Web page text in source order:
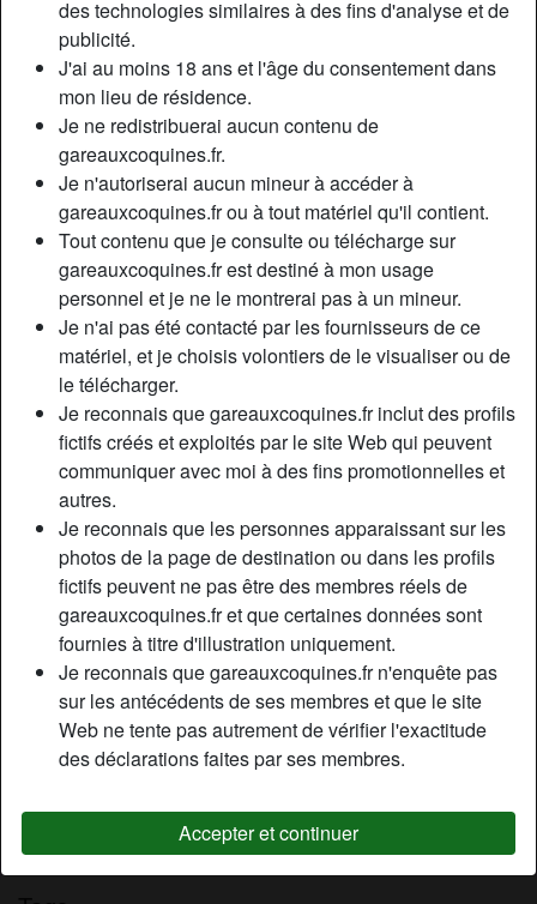
des technologies similaires à des fins d'analyse et de
publicité.
J'ai au moins 18 ans et l'âge du consentement dans
mon lieu de résidence.
Je ne redistribuerai aucun contenu de
gareauxcoquines.fr.
Je n'autoriserai aucun mineur à accéder à
gareauxcoquines.fr ou à tout matériel qu'il contient.
Tout contenu que je consulte ou télécharge sur
gareauxcoquines.fr est destiné à mon usage
personnel et je ne le montrerai pas à un mineur.
Je n'ai pas été contacté par les fournisseurs de ce
matériel, et je choisis volontiers de le visualiser ou de
le télécharger.
Je reconnais que gareauxcoquines.fr inclut des profils
fictifs créés et exploités par le site Web qui peuvent
communiquer avec moi à des fins promotionnelles et
autres.
Je reconnais que les personnes apparaissant sur les
photos de la page de destination ou dans les profils
fictifs peuvent ne pas être des membres réels de
gareauxcoquines.fr et que certaines données sont
fournies à titre d'illustration uniquement.
Je reconnais que gareauxcoquines.fr n'enquête pas
sur les antécédents de ses membres et que le site
Web ne tente pas autrement de vérifier l'exactitude
des déclarations faites par ses membres.
Accepter et continuer
Nickname:
UrFavBaby
Âge:
48
Pays:
France
Département:
Paris
Sexe:
Femme
Sexualité:
Hétéro
Relation:
Couleur des cheveux:
Blonde
Couleur des yeux:
Brun
Poids:
61 Kg
Épilé(e):
Description
Belle blonde sulfureuse , je suis une cougar à la recherche
d’un homme de 21 à 40 ans pour partager des moments
intimes en toute discrétion. Je n’apprécie pas le sexe
sauvage, par contre, je suis partante pour des jeux sexuels
(cunni, pipe, 69 et autres).
Homme, Hétéro, 18-25, 26-35, 36-54